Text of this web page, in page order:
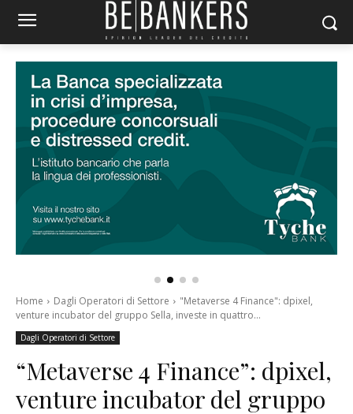
Home Dagli Operatori di Settore
"Metaverse 4 Finance": dpixel,
venture incubator del gruppo Sella, investe in quattro...
Dagli Operatori di Settore
“Metaverse 4 Finance”: dpixel,
venture incubator del gruppo